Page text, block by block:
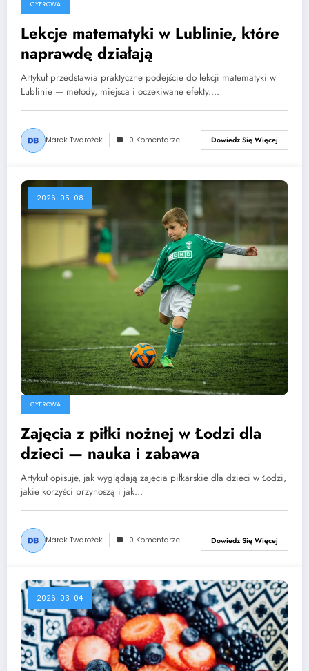
CYFROWA
Lekcje matematyki w Lublinie, które
naprawdę działają
Artykuł przedstawia praktyczne podejście do lekcji matematyki w
Lublinie — metody, miejsca i oczekiwane efekty.…
Marek Twarożek 0 Komentarze Dowiedz Się Więcej
2026-05-08
CYFROWA
Zajęcia z piłki nożnej w Łodzi dla
dzieci — nauka i zabawa
Artykuł opisuje, jak wyglądają zajęcia piłkarskie dla dzieci w Łodzi,
jakie korzyści przynoszą i jak…
Marek Twarożek 0 Komentarze Dowiedz Się Więcej
2026-03-04